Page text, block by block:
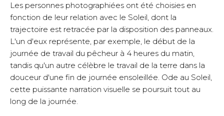
Les personnes photographiées ont été choisies en
fonction de leur relation avec le Soleil, dont la
trajectoire est retracée par la disposition des panneaux.
L'un d'eux représente, par exemple, le début de la
journée de travail du pêcheur à 4 heures du matin,
tandis qu'un autre célèbre le travail de la terre dans la
douceur d'une fin de journée ensoleillée. Ode au Soleil,
cette puissante narration visuelle se poursuit tout au
long de la journée.